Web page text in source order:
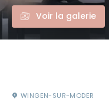
Voir la galerie
WINGEN-SUR-MODER